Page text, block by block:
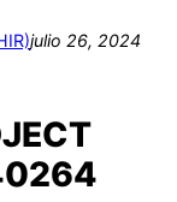
julio 26, 2024